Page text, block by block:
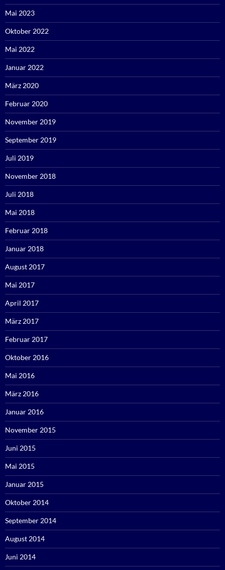
Mai 2023
Oktober 2022
Mai 2022
Januar 2022
März 2020
Februar 2020
November 2019
September 2019
Juli 2019
November 2018
Juli 2018
Mai 2018
Februar 2018
Januar 2018
August 2017
Mai 2017
April 2017
März 2017
Februar 2017
Oktober 2016
Mai 2016
März 2016
Januar 2016
November 2015
Juni 2015
Mai 2015
Januar 2015
Oktober 2014
September 2014
August 2014
Juni 2014